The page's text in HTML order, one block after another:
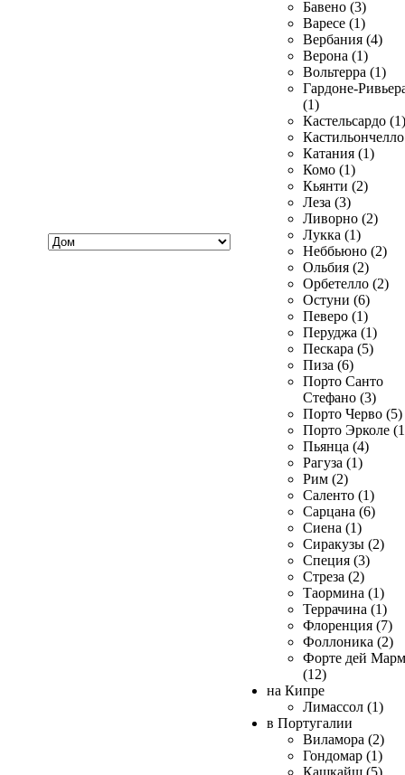
Бавено (3)
Варесе (1)
Вербания (4)
Верона (1)
Вольтерра (1)
Гардоне-
(1)
Кастельсардо (1)
Катания (1)
Комо (1)
Кьянти (2)
Леза (3)
Ливорно (2)
Лукка (1)
Неббьюно (2)
Ольбия (2)
Орбетелло (2)
Остуни (6)
Певеро (1)
Перуджа (1)
Пескара (5)
Пиза (6)
Порто Санто
Стефано (3)
Порто Черво (5)
Порто Эрколе
Пьянца (4)
Рагуза (1)
Рим (2)
Саленто (1)
Сарцана (6)
Сиена (1)
Сиракузы (2)
Специя (3)
Стреза (2)
Таормина (1)
Террачина (1)
Флоренция (7)
Фоллоника (2)
Форте дей
(12)
на Кипре
Лимассол (1)
в Португалии
Виламора (2)
Гондомар (1)
Кашкайш (5)